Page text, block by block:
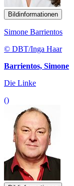
Bildinformationen
Simone Barrientos
© DBT/Inga Haar
Barrientos, Simone
Die Linke
()